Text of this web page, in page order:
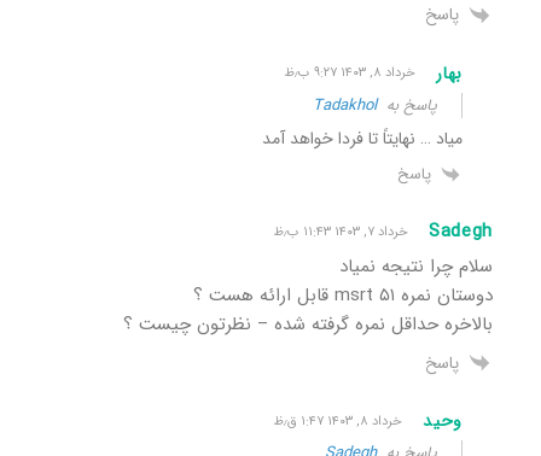
پاسخ
بهار خرداد ۸, ۱۴۰۳ ۹:۲۷ ب٫ظ
پاسخ بهTadakhol
میاد … نهایتاً تا فردا خواهد آمد
پاسخ
Sadegh خرداد ۷, ۱۴۰۳ ۱۱:۴۳ ب٫ظ
سلام چرا نتیجه نمیاد
دوستان نمره ۵۱ msrt قابل ارائه هست ؟
بالاخره حداقل نمره گرفته شده – نظرتون چیست ؟
پاسخ
وحید خرداد ۸, ۱۴۰۳ ۱:۴۷ ق٫ظ